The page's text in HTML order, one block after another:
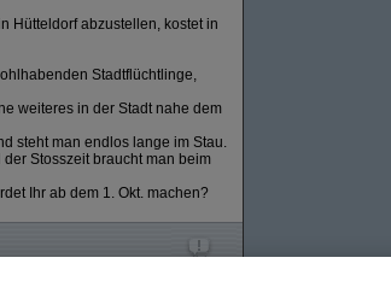
Hütteldorf abzustellen, kostet in
Stadtflüchtlinge,
weiteres in der Stadt nahe dem
steht man endlos lange im Stau.
Stosszeit braucht man beim
Ihr ab dem 1. Okt. machen?